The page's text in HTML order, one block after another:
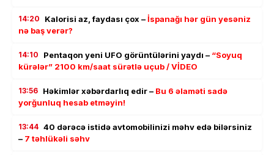
14:20 Kalorisi az, faydası çox –İspanağı hər gün yesəniz
nə baş verər?
14:10 Pentaqon yeni UFO görüntülərini yaydı – “Soyuq
kürələr” 2100 km/saat sürətlə uçub / VİDEO
13:56 Həkimlər xəbərdarlıq edir – Bu 6 əlaməti sadə
yorğunluq hesab etməyin!
13:44 40 dərəcə istidə avtomobilinizi məhv edə bilərsiniz
– 7 təhlükəli səhv